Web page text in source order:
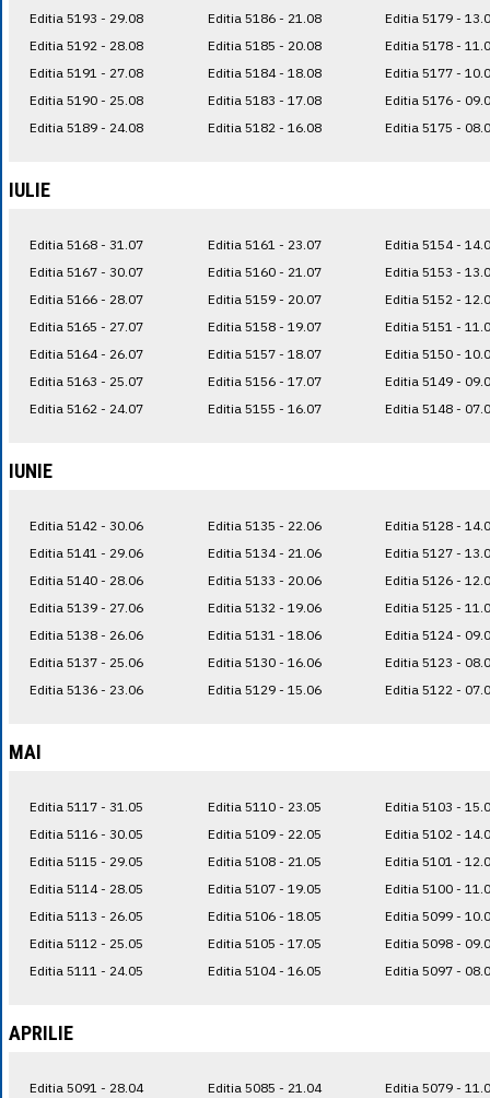
Editia 5193 - 29.08
Editia 5192 - 28.08
Editia 5191 - 27.08
Editia 5190 - 25.08
Editia 5189 - 24.08
Editia 5186 - 21.08
Editia 5185 - 20.08
Editia 5184 - 18.08
Editia 5183 - 17.08
Editia 5182 - 16.08
Editia 5179 -
Editia 5178 -
Editia 5177 -
Editia 5176 -
Editia 5175 -
IULIE
Editia 5168 - 31.07
Editia 5167 - 30.07
Editia 5166 - 28.07
Editia 5165 - 27.07
Editia 5164 - 26.07
Editia 5163 - 25.07
Editia 5162 - 24.07
Editia 5161 - 23.07
Editia 5160 - 21.07
Editia 5159 - 20.07
Editia 5158 - 19.07
Editia 5157 - 18.07
Editia 5156 - 17.07
Editia 5155 - 16.07
Editia 5154 -
Editia 5153 -
Editia 5152 -
Editia 5151 -
Editia 5150 -
Editia 5149 -
Editia 5148 -
IUNIE
Editia 5142 - 30.06
Editia 5141 - 29.06
Editia 5140 - 28.06
Editia 5139 - 27.06
Editia 5138 - 26.06
Editia 5137 - 25.06
Editia 5136 - 23.06
Editia 5135 - 22.06
Editia 5134 - 21.06
Editia 5133 - 20.06
Editia 5132 - 19.06
Editia 5131 - 18.06
Editia 5130 - 16.06
Editia 5129 - 15.06
Editia 5128 -
Editia 5127 -
Editia 5126 -
Editia 5125 -
Editia 5124 -
Editia 5123 -
Editia 5122 -
MAI
Editia 5117 - 31.05
Editia 5116 - 30.05
Editia 5115 - 29.05
Editia 5114 - 28.05
Editia 5113 - 26.05
Editia 5112 - 25.05
Editia 5111 - 24.05
Editia 5110 - 23.05
Editia 5109 - 22.05
Editia 5108 - 21.05
Editia 5107 - 19.05
Editia 5106 - 18.05
Editia 5105 - 17.05
Editia 5104 - 16.05
Editia 5103 -
Editia 5102 -
Editia 5101 -
Editia 5100 -
Editia 5099 -
Editia 5098 -
Editia 5097 -
APRILIE
Editia 5091 - 28.04 Editia 5085 - 21.04 Editia 5079 -